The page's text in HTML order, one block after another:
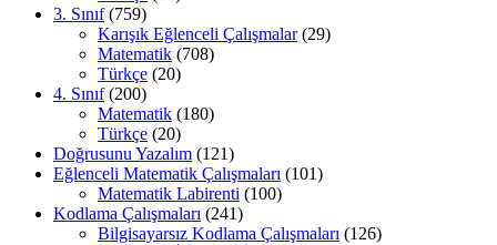
3. Sınıf(759)
Karışık Eğlenceli Çalışmalar(29)
Matematik (708)
Türkçe (20)
4. Sınıf(200)
Matematik (180)
Türkçe (20)
Doğrusunu Yazalım (121)
Eğlenceli Matematik Çalışmaları (101)
Matematik Labirenti (100)
Kodlama Çalışmaları (241)
Bilgisayarsız Kodlama Çalışmaları (126)